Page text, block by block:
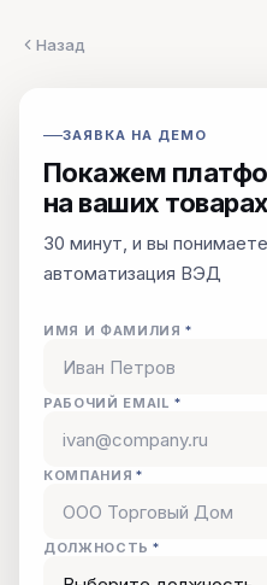
Назад
ЗАЯВКА НА ДЕМО
Покажем
на ваших товарах
30 минут, и вы
автоматизация ВЭД
ИМЯ И ФАМИЛИЯ *
РАБОЧИЙ EMAIL *
КОМПАНИЯ *
ДОЛЖНОСТЬ *